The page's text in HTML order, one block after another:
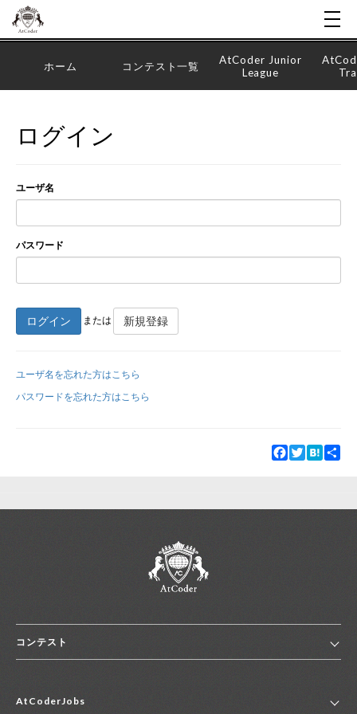
新規登録
ホーム コンテスト一覧
AtCoder Junior
League
ログイン
ユーザ名
パスワード
ログイン または 新規登録
ユーザ名を忘れた方はこちら
パスワードを忘れた方はこちら
Facebook
TwitterHatena
コンテスト
コンテスト一覧
AtCoderJobs